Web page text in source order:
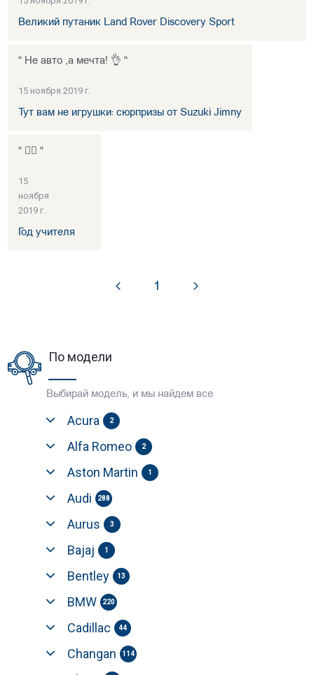
Великий путаник Land Rover Discovery Sport
“ Не авто ,а мечта! 👌 “
15 ноября 2019 г.
Тут вам не игрушки: сюрпризы от Suzuki Jimny
“ 👍🏻 “
15
ноября
2019 г.
Год учителя
1
По модели
Выбирай модель, и мы найдем все
Acura 2
Alfa Romeo 2
Aston Martin 1
Audi 288
Aurus 3
Bajaj 1
Bentley 13
BMW 220
Cadillac 44
Changan 114